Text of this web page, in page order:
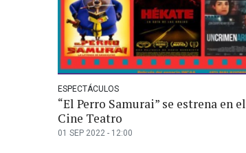
ESPECTÁCULOS
“El Perro Samurai” se estrena en el
Cine Teatro
01 SEP 2022 - 12:00